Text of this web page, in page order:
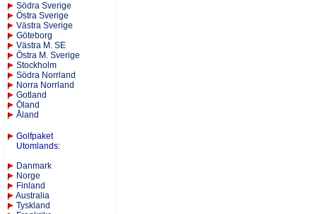
Södra Sverige
Östra Sverige
Västra Sverige
Göteborg
Västra M. SE
Östra M. Sverige
Stockholm
Södra Norrland
Norra Norrland
Gotland
Öland
Åland
Golfpaket
Utomlands:
Danmark
Norge
Finland
Australia
Tyskland